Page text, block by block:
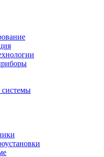
системы